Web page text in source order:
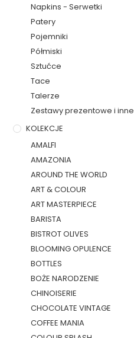
Napkins - Serwetki
Patery
Pojemniki
Półmiski
Sztućce
Tace
Talerze
Zestawy prezentowe i inne
KOLEKCJE
AMALFI
AMAZONIA
AROUND THE WORLD
ART & COLOUR
ART MASTERPIECE
BARISTA
BISTROT OLIVES
BLOOMING OPULENCE
BOTTLES
BOŻE NARODZENIE
CHINOISERIE
CHOCOLATE VINTAGE
COFFEE MANIA